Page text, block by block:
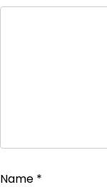
Name *